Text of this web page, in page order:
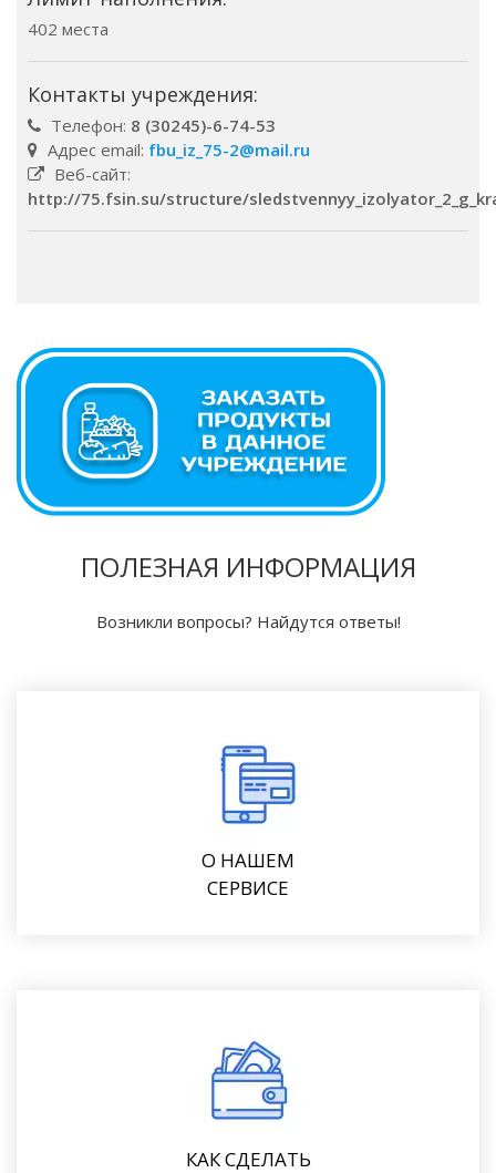
402 места
Контакты учреждения:
Телефон: 8 (30245)-6-74-53
Адрес email: fbu_iz_75-2@mail.ru
Веб-сайт:
http://75.fsin.su/structure/
ПОЛЕЗНАЯ ИНФОРМАЦИЯ
Возникли вопросы? Найдутся ответы!
О НАШЕМ
СЕРВИСЕ
КАК СДЕЛАТЬ